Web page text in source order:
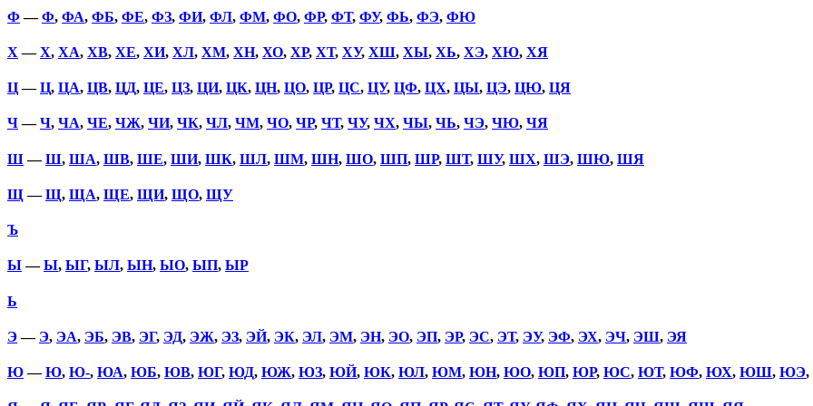
Ф —Ф, ФА, ФБ, ФЕ, ФЗ, ФИ, ФЛ, ФМ, ФО, ФР, ФТ, ФУ, ФЬ, ФЭ, ФЮ
Х —Х, ХА, ХВ, ХЕ, ХИ, ХЛ, ХМ, ХН, ХО, ХР, ХТ, ХУ, ХШ, ХЫ, ХЬ, ХЭ, ХЮ, ХЯ
Ц—Ц, ЦА, ЦВ, ЦД, ЦЕ, ЦЗ, ЦИ, ЦК, ЦН, ЦО, ЦР, ЦС, ЦУ, ЦФ, ЦХ, ЦЫ, ЦЭ, ЦЮ, ЦЯ
Ч—Ч, ЧА, ЧЕ, ЧЖ, ЧИ, ЧК, ЧЛ, ЧМ, ЧО, ЧР, ЧТ, ЧУ, ЧХ, ЧЫ, ЧЬ, ЧЭ, ЧЮ, ЧЯ
Ш—Ш, ША, ШВ, ШЕ, ШИ, ШК, ШЛ, ШМ, ШН, ШО, ШП, ШР, ШТ, ШУ, ШХ, ШЭ, ШЮ, ШЯ
Щ —Щ, ЩА, ЩЕ, ЩИ, ЩО, ЩУ
Ъ
Ы—Ы, ЫГ, ЫЛ, ЫН, ЫО, ЫП, ЫР
Ь
Э— Э, ЭА, ЭБ, ЭВ, ЭГ, ЭД, ЭЖ, ЭЗ, ЭЙ, ЭК, ЭЛ, ЭМ, ЭН, ЭО, ЭП, ЭР, ЭС, ЭТ, ЭУ, ЭФ, ЭХ, ЭЧ, ЭШ, ЭЯ
Ю—Ю, Ю-, ЮА, ЮБ, ЮВ, ЮГ, ЮД, ЮЖ, ЮЗ, ЮЙ, ЮК, ЮЛ, ЮМ, ЮН, ЮО, ЮП, ЮР, ЮС, ЮТ, ЮФ, ЮХ, ЮШ, ЮЭ,